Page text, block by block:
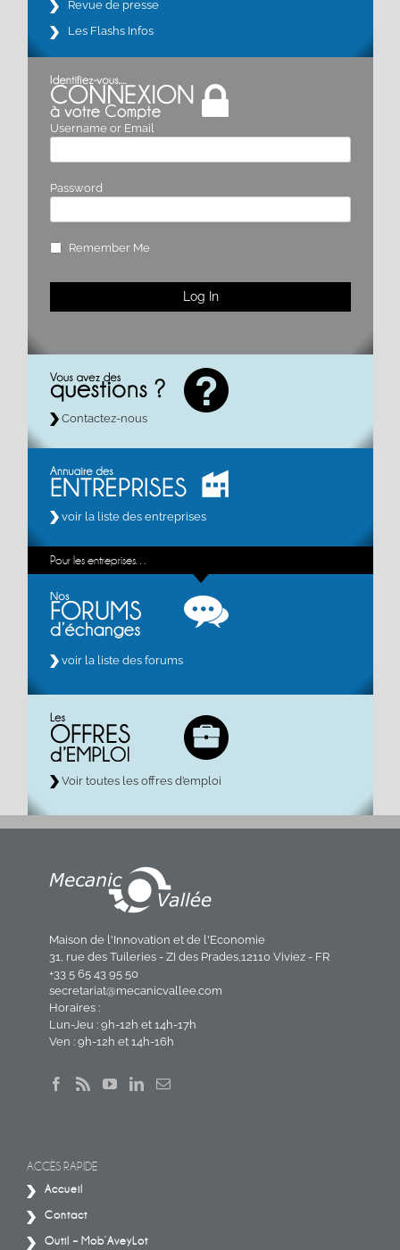
Revue de presse
Les Flashs Infos
Username or Email
Password
Remember Me
Contactez-nous
voir la liste des entreprises
Pour les entreprises…
voir la liste des forums
Voir toutes les offres d’emploi
Maison de l'Innovation et de l'Economie
31, rue des Tuileries - ZI des Prades,12110 Viviez - FR
+33 5 65 43 95 50
secretariat@mecanicvallee.com
Horaires :
Lun-Jeu : 9h-12h et 14h-17h
Ven : 9h-12h et 14h-16h
ACCÈS RAPIDE
Accueil
Contact
Outil – Mob’AveyLot